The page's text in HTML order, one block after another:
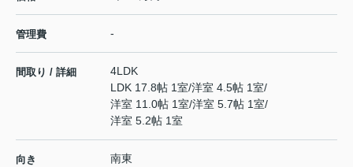
管理費 -
間取り / 詳細
4LDK
LDK 17.8帖 1室/洋室 4.5帖 1室/
洋室 11.0帖 1室/洋室 5.7帖 1室/
洋室 5.2帖 1室
向き 南東